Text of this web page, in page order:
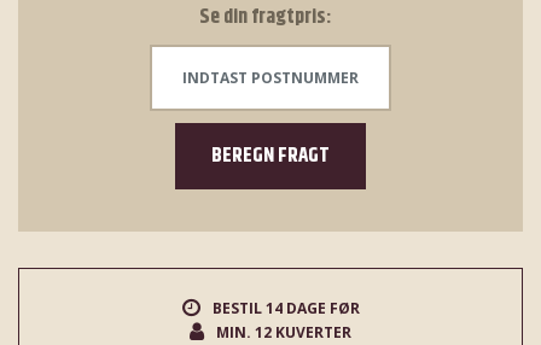
Se din fragtpris:
BEREGN FRAGT
BESTIL 14 DAGE FØR
MIN. 12 KUVERTER